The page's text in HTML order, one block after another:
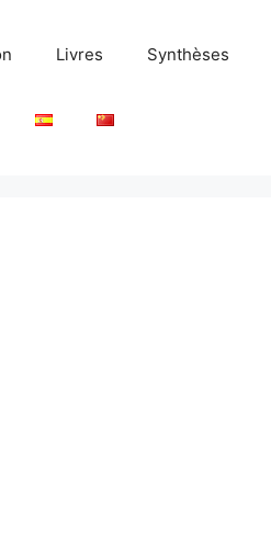
Livres Synthèses